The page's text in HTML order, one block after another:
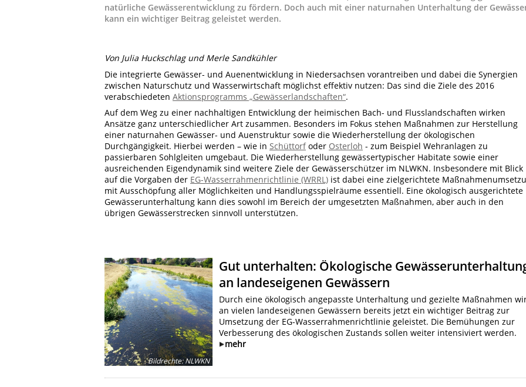
natürliche Gewässerentwicklung zu fördern. Doch auch mit einer naturnahen Unterhaltung der
kann ein wichtiger Beitrag geleistet werden.
Von Julia Huckschlag und Merle Sandkühler
Die integrierte Gewässer- und Auenentwicklung in Niedersachsen vorantreiben und dabei die Synergien
zwischen Naturschutz und Wasserwirtschaft möglichst effektiv nutzen: Das sind die Ziele des 2016
verabschiedeten Aktionsprogramms „Gewässerlandschaften“.
Auf dem Weg zu einer nachhaltigen Entwicklung der heimischen Bach- und Flusslandschaften wirken
Ansätze ganz unterschiedlicher Art zusammen. Besonders im Fokus stehen Maßnahmen zur Herstellung
einer naturnahen Gewässer- und Auenstruktur sowie die Wiederherstellung der ökologischen
Durchgängigkeit. Hierbei werden – wie in Schüttorfoder Osterloh - zum Beispiel Wehranlagen zu
passierbaren Sohlgleiten umgebaut. Die Wiederherstellung gewässertypischer Habitate sowie einer
ausreichenden Eigendynamik sind weitere Ziele der Gewässerschützer im NLWKN. Insbesondere mit Blick
auf die Vorgaben der EG-Wasserrahmenrichtlinie (WRRL) ist dabei eine zielgerichtete
mit Ausschöpfung aller Möglichkeiten und Handlungsspielräume essentiell. Eine ökologisch ausgerichtete
Gewässerunterhaltung kann dies sowohl im Bereich der umgesetzten Maßnahmen, aber auch in den
übrigen Gewässerstrecken sinnvoll unterstützen.
Bildrechte:NLWKN
Gut unterhalten: Ökologische
an landeseigenen Gewässern
Durch eine ökologisch angepasste Unterhaltung und gezielte Maßnahmen
an vielen landeseigenen Gewässern bereits jetzt ein wichtiger Beitrag zur
Umsetzung der EG-Wasserrahmenrichtlinie geleistet. Die Bemühungen zur
Verbesserung des ökologischen Zustands sollen weiter intensiviert werden.
mehr